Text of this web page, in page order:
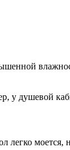
у душевой
легко моется,